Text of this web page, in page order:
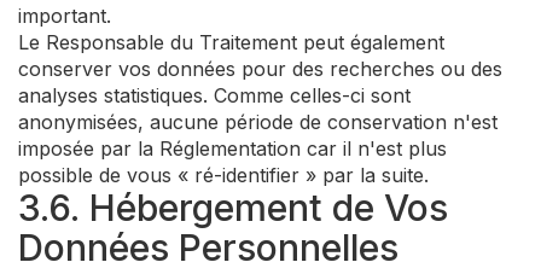
important.
Le Responsable du Traitement peut également
conserver vos données pour des recherches ou des
analyses statistiques. Comme celles-ci sont
anonymisées, aucune période de conservation n'est
imposée par la Réglementation car il n'est plus
possible de vous « ré-identifier » par la suite.
3.6. Hébergement de Vos
Données Personnelles